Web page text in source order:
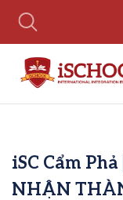
iSC Cẩm
NHẬN